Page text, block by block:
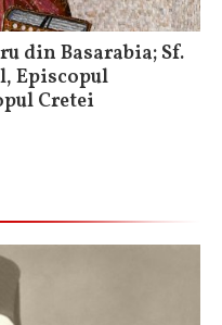
din Basarabia; Sf.
Episcopul
Cretei